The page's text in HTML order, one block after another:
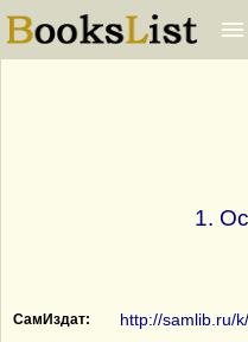
1.
СамИздат: http://samlib.ru/